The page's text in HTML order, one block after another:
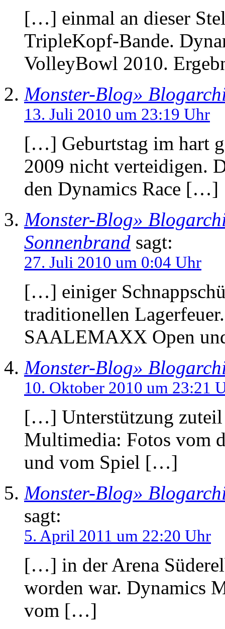
[…] einmal an dieser
TripleKopf-Bande.
VolleyBowl 2010.
Monster-Blog»
13. Juli 2010 um 23:19 Uhr
[…] Geburtstag im hart
2009 nicht verteidigen.
den Dynamics Race […]
Monster-Blog»
Sonnenbrand sagt:
27. Juli 2010 um 0:04 Uhr
[…] einiger
traditionellen
SAALEMAXX Open
Monster-Blog»
10. Oktober 2010 um 23:21
[…] Unterstützung zuteil
Multimedia: Fotos vom
und vom Spiel […]
Monster-Blog»
sagt:
5. April 2011 um 22:20 Uhr
[…] in der Arena
worden war. Dynamics
vom […]